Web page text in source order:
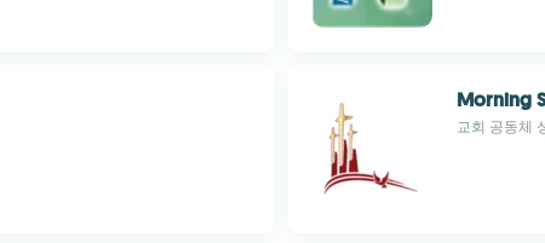
Morning
교회 공동체